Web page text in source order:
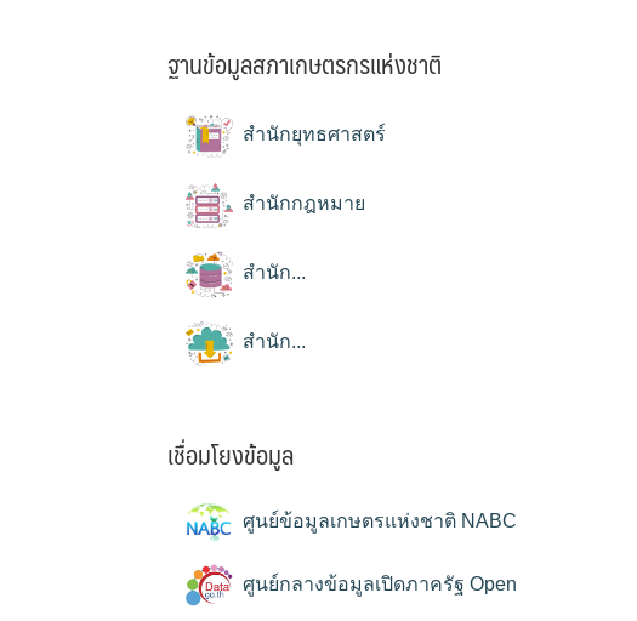
ฐานข้อมูลสภาเกษตรกรแห่งชาติ
สำนักยุทธศาสตร์
สำนักกฎหมาย
สำนัก...
สำนัก...
เชื่อมโยงข้อมูล
ศูนย์ข้อมูลเกษตรแห่งชาติ NABC
ศูนย์กลางข้อมูลเปิดภาครัฐ Open